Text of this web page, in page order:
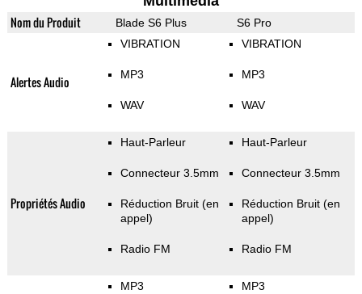
Nom du Produit Blade S6 Plus S6 Pro
Alertes Audio
VIBRATION
MP3
WAV
VIBRATION
MP3
WAV
Propriétés Audio
Haut-Parleur
Connecteur 3.5mm
Réduction Bruit (en
appel)
Radio FM
Haut-Parleur
Connecteur 3.5mm
Réduction Bruit (en
appel)
Radio FM
MP3 MP3